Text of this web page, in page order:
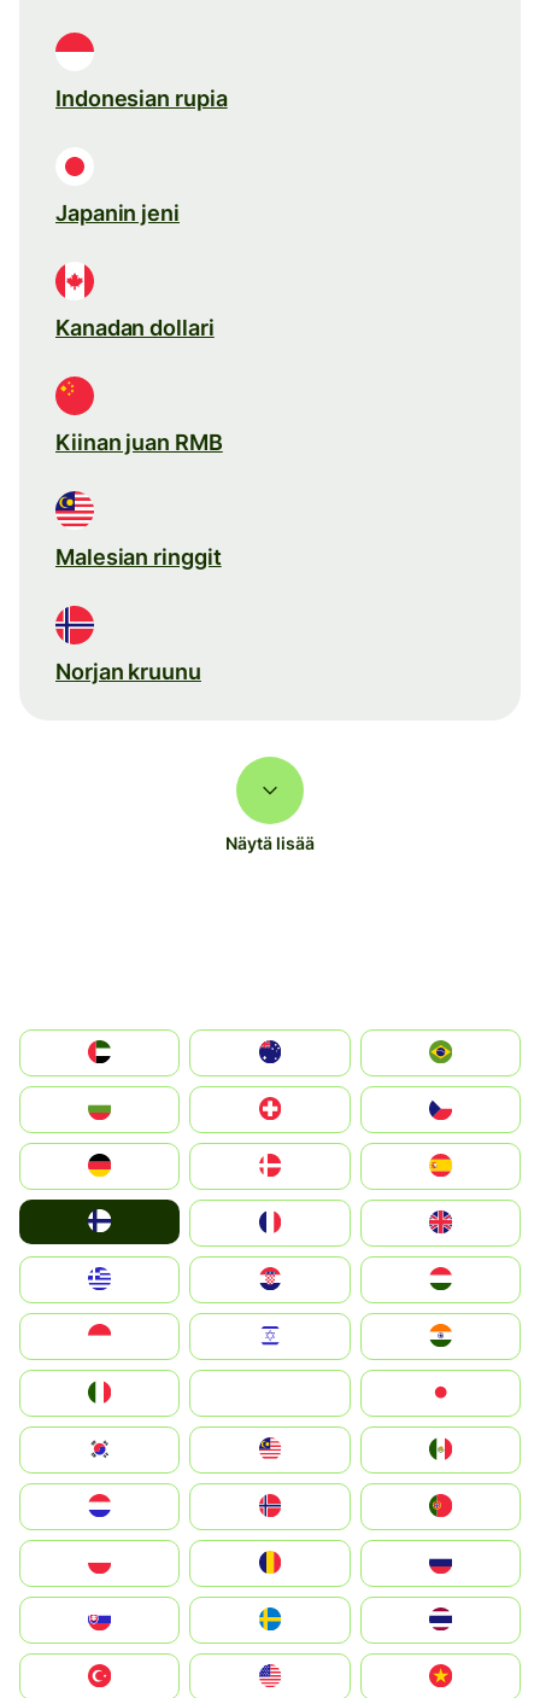
Indonesian rupia
Japanin jeni
Kanadan dollari
Kiinan juan RMB
Malesian ringgit
Norjan kruunu
Näytä lisää
الإمارات العربية المتحدة
Switzerland
Deutschland
United Kingdom
Magyarország
South Korea
United States